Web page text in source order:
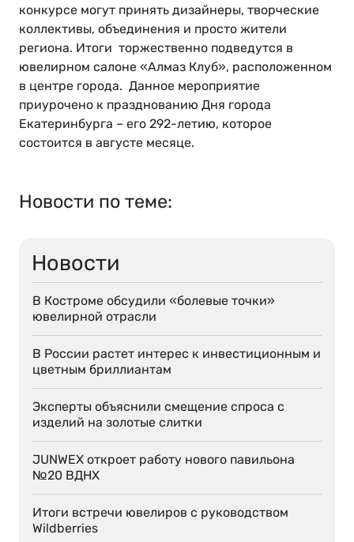
Новости
В Костроме обсудили «болевые точки»
ювелирной отрасли
В России растет интерес к инвестиционным и
цветным бриллиантам
Эксперты объяснили смещение спроса с
изделий на золотые слитки
JUNWEX откроет работу нового павильона
№20 ВДНХ
Итоги встречи ювелиров с руководством
Wildberries
конкурсе могут принять дизайнеры, творческие
коллективы, объединения и просто жители
региона. Итоги торжественно подведутся в
ювелирном салоне «Алмаз Клуб», расположенном
в центре города. Данное мероприятие
приурочено к празднованию Дня города
Екатеринбурга – его 292-летию, которое
состоится в августе месяце.
Новости по теме: